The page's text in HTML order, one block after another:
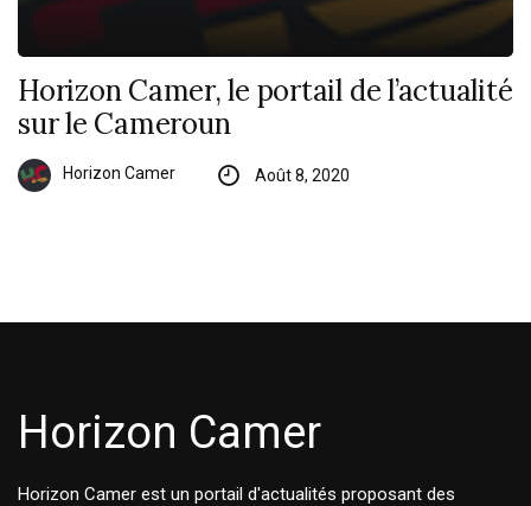
Horizon Camer, le portail de l’actualité
sur le Cameroun
Horizon Camer Août 8, 2020
Horizon Camer
Horizon Camer est un portail d'actualités proposant des